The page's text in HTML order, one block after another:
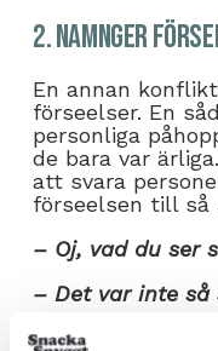
2. Namnger
En annan
förseelser. En
personliga
de bara var
att svara
förseelsen till så
– Oj, vad du ser
– Det var inte så
– Vadå, jag är